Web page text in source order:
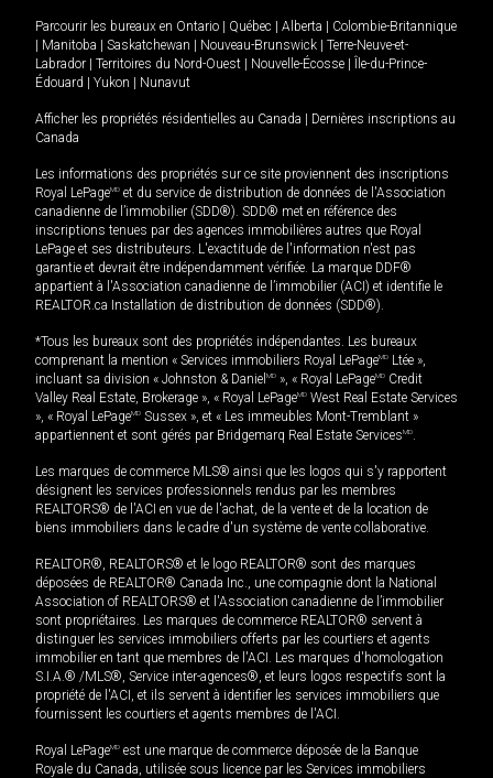
Parcourir les bureaux en Ontario Québec Alberta
Colombie-Britannique
Manitoba Saskatchewan Nouveau-Brunswick
Terre-Neuve-et-
Labrador
Territoires du Nord-Ouest Nouvelle-Écosse
Île-du-Prince-
Édouard
Yukon Nunavut
Afficher les propriétés résidentielles au Canada
Dernières inscriptions au
Canada
Les informations des propriétés sur ce site proviennent des inscriptions
Royal LePageMD et du service de distribution de données de l'Association
canadienne de l’immobilier (SDD®). SDD® met en référence des
inscriptions tenues par des agences immobilières autres que Royal
LePage et ses distributeurs. L'exactitude de l'information n'est pas
garantie et devrait être indépendamment vérifiée. La marque DDF®
appartient à l'Association canadienne de l’immobilier (ACI) et identifie le
REALTOR.ca Installation de distribution de données (SDD®).
*Tous les bureaux sont des propriétés indépendantes. Les bureaux
comprenant la mention « Services immobiliers Royal LePageMD Ltée »,
incluant sa division « Johnston & Daniel MD », « Royal LePageMD Credit
Valley Real Estate, Brokerage », « Royal LePageMD West Real Estate Services
», « Royal LePageMD Sussex », et « Les immeubles Mont-Tremblant »
appartiennent et sont gérés par Bridgemarq Real Estate ServicesMD.
Les marques de commerce MLS® ainsi que les logos qui s'y rapportent
désignent les services professionnels rendus par les membres
REALTORS® de l'ACI en vue de l'achat, de la vente et de la location de
biens immobiliers dans le cadre d'un système de vente collaborative.
REALTOR®, REALTORS® et le logo REALTOR® sont des marques
déposées de REALTOR® Canada Inc., une compagnie dont la National
Association of REALTORS® et l'Association canadienne de l’immobilier
sont propriétaires. Les marques de commerce REALTOR® servent à
distinguer les services immobiliers offerts par les courtiers et agents
immobilier en tant que membres de l'ACI. Les marques d'homologation
S.I.A.® /MLS®, Service inter-agences®, et leurs logos respectifs sont la
propriété de l'ACI, et ils servent à identifier les services immobiliers que
fournissent les courtiers et agents membres de l'ACI.
Royal LePageMD est une marque de commerce déposée de la Banque
Royale du Canada, utilisée sous licence par les Services immobiliers